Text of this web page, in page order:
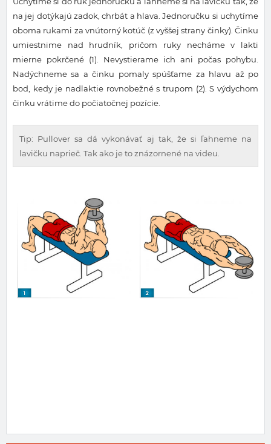
na jej dotýkajú zadok, chrbát a hlava. Jednoručku si uchytíme
oboma rukami za vnútorný kotúč (z vyššej strany činky). Činku
umiestnime nad hrudník, pričom ruky necháme v lakti
mierne pokrčené (1). Nevystierame ich ani počas pohybu.
Nadýchneme sa a činku pomaly spúšťame za hlavu až po
bod, kedy je nadlaktie rovnobežné s trupom (2). S výdychom
činku vrátime do počiatočnej pozície.
Tip: Pullover sa dá vykonávať aj tak, že si ľahneme na
lavičku naprieč. Tak ako je to znázornené na videu.